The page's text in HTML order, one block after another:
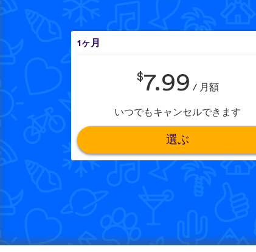
1ヶ月
$7.99 / 月額
いつでもキャンセルできます
選ぶ